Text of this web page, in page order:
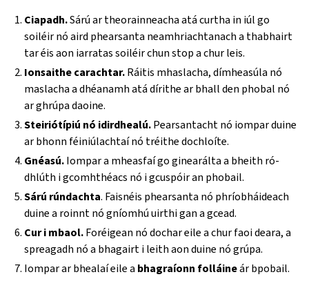
Ciapadh.Sárú ar theorainneacha atá curtha in iúl go
soiléir nó aird phearsanta neamhriachtanach a thabhairt
tar éis aon iarratas soiléir chun stop a chur leis.
Ionsaithe carachtar.Ráitis mhaslacha, dímheasúla nó
maslacha a dhéanamh atá dírithe ar bhall den phobal nó
ar ghrúpa daoine.
Steiriótípiú nó idirdhealú.Pearsantacht nó iompar duine
ar bhonn féiniúlachtaí nó tréithe dochloíte.
Gnéasú.Iompar a mheasfaí go ginearálta a bheith ró-
dhlúth i gcomhthéacs nó i gcuspóir an phobail.
Sárú rúndachta. Faisnéis phearsanta nó phríobháideach
duine a roinnt nó gníomhú uirthi gan a gcead.
Cur i mbaol.Foréigean nó dochar eile a chur faoi deara, a
spreagadh nó a bhagairt i leith aon duine nó grúpa.
Iompar ar bhealaí eile a bhagraíonn folláineár bpobail.